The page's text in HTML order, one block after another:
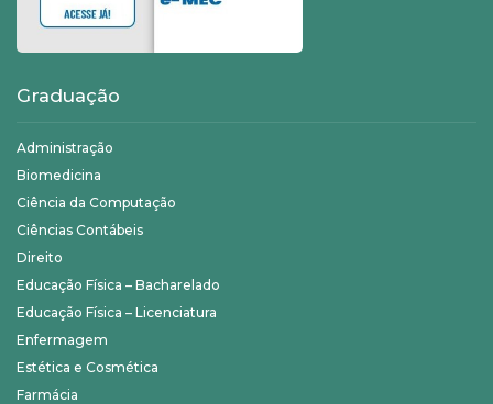
Graduação
Administração
Biomedicina
Ciência da Computação
Ciências Contábeis
Direito
Educação Física – Bacharelado
Educação Física – Licenciatura
Enfermagem
Estética e Cosmética
Farmácia